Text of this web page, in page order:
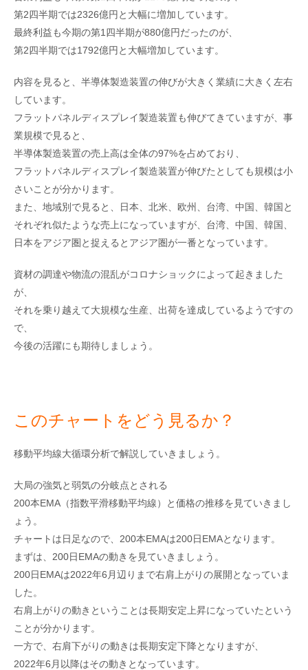
第2四半期では2326億円と大幅に増加しています。
最終利益も今期の第1四半期が880億円だったのが、
第2四半期では1792億円と大幅増加しています。
内容を見ると、半導体製造装置の伸びが大きく業績に大きく左右
しています。
フラットパネルディスプレイ製造装置も伸びてきていますが、事
業規模で見ると、
半導体製造装置の売上高は全体の97%を占めており、
フラットパネルディスプレイ製造装置が伸びたとしても規模は小
さいことが分かります。
また、地域別で見ると、日本、北米、欧州、台湾、中国、韓国と
それぞれ似たような売上になっていますが、台湾、中国、韓国、
日本をアジア圏と捉えるとアジア圏が一番となっています。
資材の調達や物流の混乱がコロナショックによって起きました
が、
それを乗り越えて大規模な生産、出荷を達成しているようですの
で、
今後の活躍にも期待しましょう。
このチャートをどう見るか？
移動平均線大循環分析で解説していきましょう。
大局の強気と弱気の分岐点とされる
200本EMA（指数平滑移動平均線）と価格の推移を見ていきまし
ょう。
チャートは日足なので、200本EMAは200日EMAとなります。
まずは、200日EMAの動きを見ていきましょう。
200日EMAは2022年6月辺りまで右肩上がりの展開となっていま
した。
右肩上がりの動きということは長期安定上昇になっていたという
ことが分かります。
一方で、右肩下がりの動きは長期安定下降となりますが、
2022年6月以降はその動きとなっています。